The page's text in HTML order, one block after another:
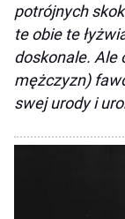
potrójnych
te obie te
doskonale. Ale
mężczyzn)
swej urody i